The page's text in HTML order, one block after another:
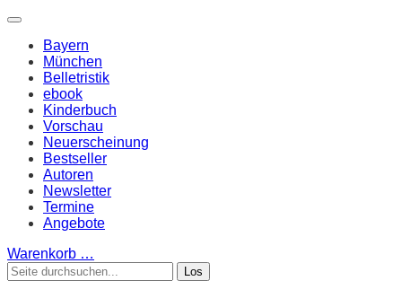
Bayern
München
Belletristik
ebook
Kinderbuch
Vorschau
Neuerscheinung
Bestseller
Autoren
Newsletter
Termine
Angebote
Warenkorb …